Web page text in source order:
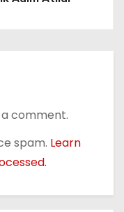
comment.
spam. Learn